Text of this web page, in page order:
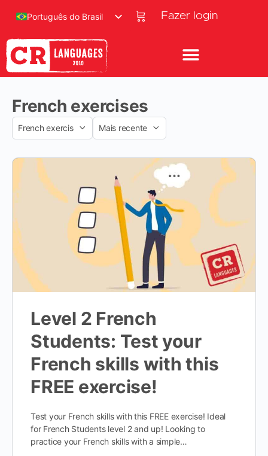
Fazer login
Português do Brasil
French exercises
Level 2 French
Students: Test your
French skills with this
FREE exercise!
Test your French skills with this FREE exercise! Ideal
for French Students level 2 and up! Looking to
practice your French skills with a simple…